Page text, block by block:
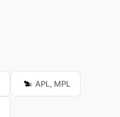
APL, MPL